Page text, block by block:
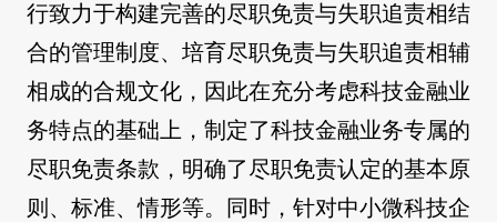
行致力于构建完善的尽职免责与失职追责相结
合的管理制度、培育尽职免责与失职追责相辅
相成的合规文化，因此在充分考虑科技金融业
务特点的基础上，制定了科技金融业务专属的
尽职免责条款，明确了尽职免责认定的基本原
则、标准、情形等。同时，针对中小微科技企